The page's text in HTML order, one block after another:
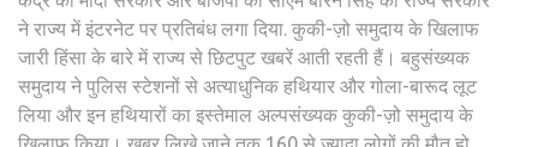
ने राज्य में इंटरनेट पर प्रतिबंध लगा दिया. कुकी-ज़ो समुदाय के खिलाफ
जारी हिंसा के बारे में राज्य से छिटपुट खबरें आती रहती हैं। बहुसंख्यक
समुदाय ने पुलिस स्टेशनों से अत्याधुनिक हथियार और गोला-बारूद लूट
लिया और इन हथियारों का इस्तेमाल अल्पसंख्यक कुकी-ज़ो समुदाय के